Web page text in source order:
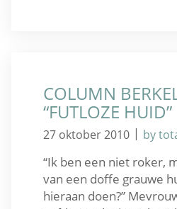
COLUMN
“FUTLOZE HUID”
27 oktober 2010 | by
“Ik ben een niet roker,
van een doffe grauwe
hieraan doen?”